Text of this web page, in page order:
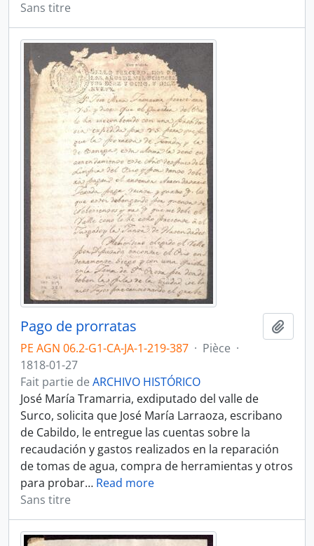
Sans titre
Pago de prorratas
PE AGN 06.2-G1-CA-JA-1-219-387 · Pièce ·
1818-01-27
Fait partie de ARCHIVO HISTÓRICO
José María Tramarria, exdiputado del valle de
Surco, solicita que José María Larraoza, escribano
de Cabildo, le entregue las cuentas sobre la
recaudación y gastos realizados en la reparación
de tomas de agua, compra de herramientas y otros
para probar… Read more
Sans titre